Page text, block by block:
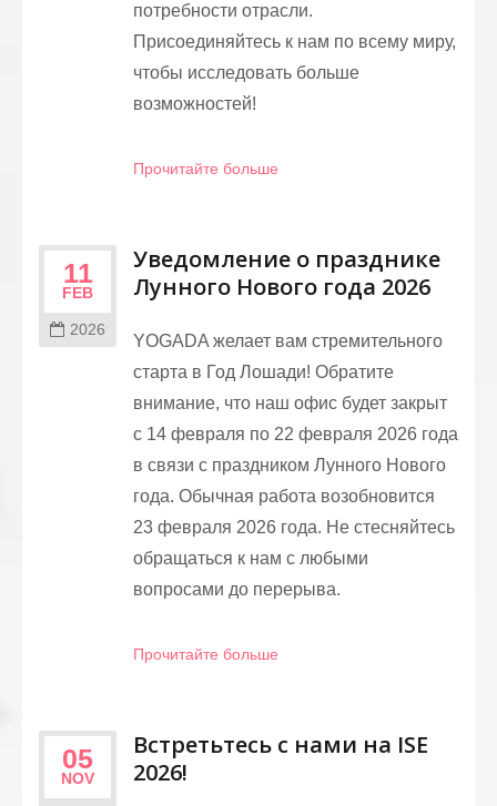
потребности отрасли.
Присоединяйтесь к нам по всему миру,
чтобы исследовать больше
возможностей!
Прочитайте больше
11
FEB
2026
Уведомление о празднике
Лунного Нового года 2026
YOGADA желает вам стремительного
старта в Год Лошади! Обратите
внимание, что наш офис будет закрыт
с 14 февраля по 22 февраля 2026 года
в связи с праздником Лунного Нового
года. Обычная работа возобновится
23 февраля 2026 года. Не стесняйтесь
обращаться к нам с любыми
вопросами до перерыва.
Прочитайте больше
05
NOV
Встретьтесь с нами на ISE
2026!